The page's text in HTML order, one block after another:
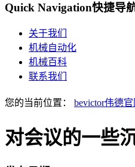
Quick Navigation快捷导
关于我们
机械自动化
机械百科
联系我们
您的当前位置： bevictor伟德官
对会议的一些